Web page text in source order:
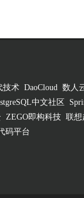
技术 DaoCloud 数人
中文社区
ZEGO即构科技 联想
码平台